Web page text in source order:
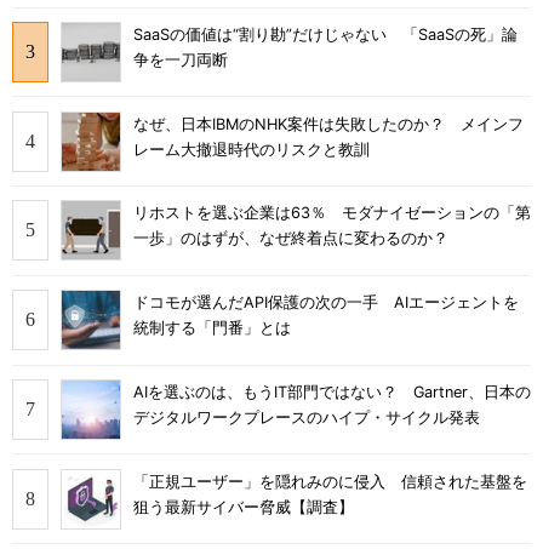
SaaSの価値は“割り勘”だけじゃない 「SaaSの死」論
争を一刀両断
なぜ、日本IBMのNHK案件は失敗したのか？ メインフ
レーム大撤退時代のリスクと教訓
リホストを選ぶ企業は63％ モダナイゼーションの「第
一歩」のはずが、なぜ終着点に変わるのか？
ドコモが選んだAPI保護の次の一手 AIエージェントを
統制する「門番」とは
AIを選ぶのは、もうIT部門ではない？ Gartner、日本の
デジタルワークプレースのハイプ・サイクル発表
「正規ユーザー」を隠れみのに侵入 信頼された基盤を
狙う最新サイバー脅威【調査】